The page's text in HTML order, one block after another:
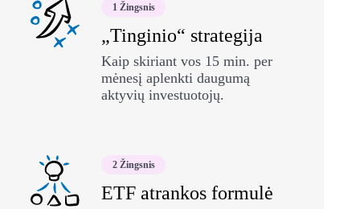
1 Žingsnis
„Tinginio“ strategija
Kaip skiriant vos 15 min. per
mėnesį aplenkti daugumą
aktyvių investuotojų.
2 Žingsnis
ETF atrankos formulė